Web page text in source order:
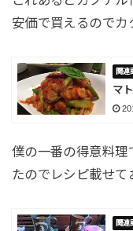
安価で買えるのでカ
マ
僕の一番の得意料理
たのでレシピ載せて